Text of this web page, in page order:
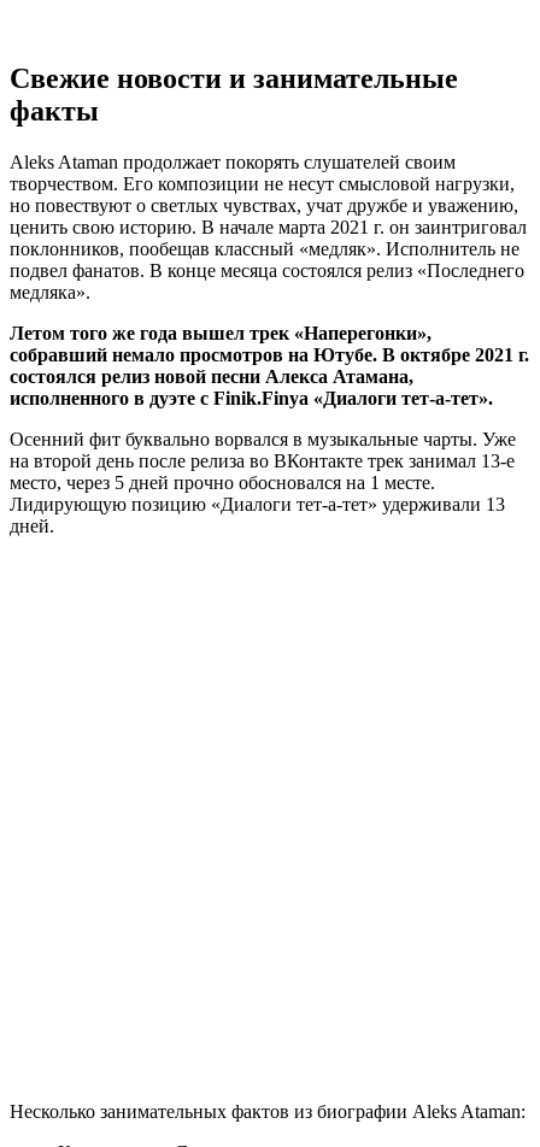
Свежие новости и занимательные
факты
Aleks Ataman продолжает покорять слушателей своим
творчеством. Его композиции не несут смысловой нагрузки,
но повествуют о светлых чувствах, учат дружбе и уважению,
ценить свою историю. В начале марта 2021 г. он заинтриговал
поклонников, пообещав классный «медляк». Исполнитель не
подвел фанатов. В конце месяца состоялся релиз «Последнего
медляка».
Летом того же года вышел трек «Наперегонки»,
собравший немало просмотров на Ютубе. В октябре 2021 г.
состоялся релиз новой песни Алекса Атамана,
исполненного в дуэте с Finik.Finya «Диалоги тет-а-тет».
Осенний фит буквально ворвался в музыкальные чарты. Уже
на второй день после релиза во ВКонтакте трек занимал 13-е
место, через 5 дней прочно обосновался на 1 месте.
Лидирующую позицию «Диалоги тет-а-тет» удерживали 13
дней.
Несколько занимательных фактов из биографии Aleks Ataman: